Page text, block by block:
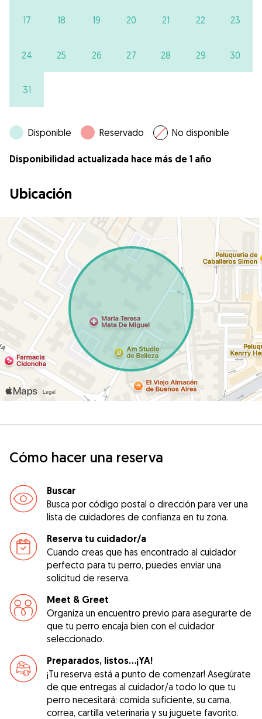
17 18 19 20 21 22 23
24 25 26 27 28 29 30
31
Disponible Reservado No disponible
Disponibilidad actualizada hace más de 1 año
Ubicación
Cómo hacer una reserva
Buscar
Busca por código postal o dirección para ver una
lista de cuidadores de confianza en tu zona.
Reserva tu cuidador/a
Cuando creas que has encontrado al cuidador
perfecto para tu perro, puedes enviar una
solicitud de reserva.
Meet & Greet
Organiza un encuentro previo para asegurarte de
que tu perro encaja bien con el cuidador
seleccionado.
Preparados, listos...¡YA!
¡Tu reserva está a punto de comenzar! Asegúrate
de que entregas al cuidador/a todo lo que tu
perro necesitará: comida suficiente, su cama,
correa, cartilla veterinaria y su juguete favorito.